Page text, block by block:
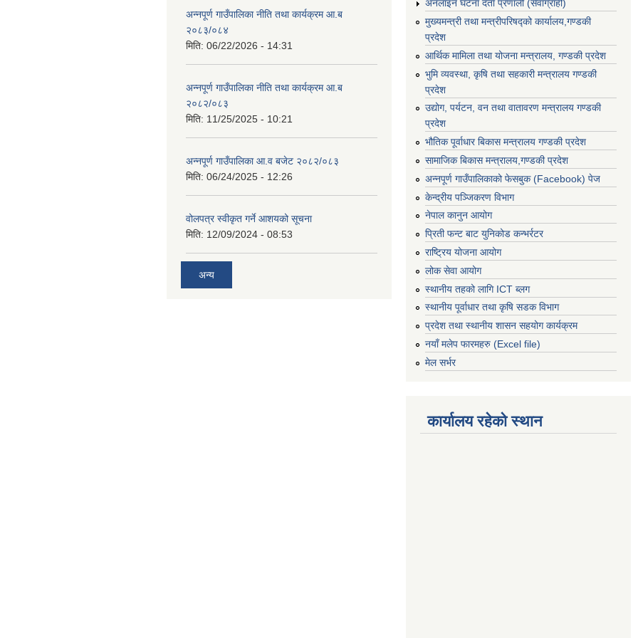
अन्नपूर्ण गाउँपालिका नीति तथा कार्यक्रम आ.ब
२०८३/०८४
मिति: 06/22/2026 - 14:31
अन्नपूर्ण गाउँपालिका नीति तथा कार्यक्रम आ.ब
२०८२/०८३
मिति: 11/25/2025 - 10:21
अन्नपूर्ण गाउँपालिका आ.व बजेट २०८२/०८३
मिति: 06/24/2025 - 12:26
वोलपत्र स्वीकृत गर्ने आशयको सूचना
मिति: 12/09/2024 - 08:53
अन्य
अनलाइन घटना दर्ता प्रणाली (सेवाग्राही)
मुख्यमन्त्री तथा मन्त्रीपरिषद्को कार्यालय,गण्डकी
प्रदेश
आर्थिक मामिला तथा योजना मन्त्रालय, गण्डकी प्रदेश
भुमि व्यवस्था, कृषि तथा सहकारी मन्त्रालय गण्डकी
प्रदेश
उद्योग, पर्यटन, वन तथा वातावरण मन्त्रालय गण्डकी
प्रदेश
भौतिक पूर्वाधार बिकास मन्त्रालय गण्डकी प्रदेश
सामाजिक बिकास मन्त्रालय,गण्डकी प्रदेश
अन्नपूर्ण गाउँपालिकाको फेसबुक (Facebook) पेज
केन्द्रीय पञ्जिकरण विभाग
नेपाल कानुन आयोग
प्रिती फन्ट बाट युनिकोड कन्भर्रटर
राष्ट्रिय योजना आयोग
लोक सेवा आयोग
स्थानीय तहको लागि ICT ब्लग
स्थानीय पूर्वाधार तथा कृषि सडक विभाग
प्रदेश तथा स्थानीय शासन सहयोग कार्यक्रम
नयाँ मलेप फारमहरु (Excel file)
मेल सर्भर
कार्यालय रहेको स्थान